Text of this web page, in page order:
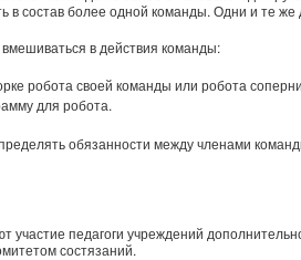
в состав более одной команды. Одни и те же
в действия команды:
робота своей команды или робота
для робота.
обязанности между членами
участие педагоги учреждений
состязаний.